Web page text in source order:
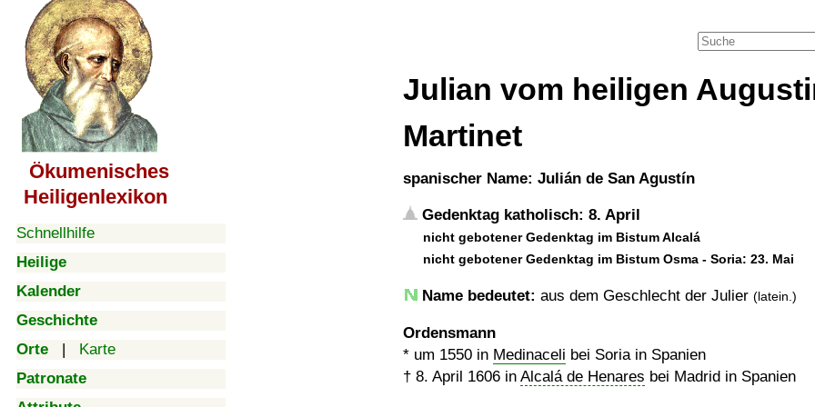
Ökumenisches
Heiligenlexikon
Schnellhilfe
Heilige
Kalender
Geschichte
Orte | Karte
Patronate
Julian vom heiligen
Martinet
spanischer Name: Julián de San Agustín
Gedenktag katholisch: 8. April
nicht gebotener Gedenktag im Bistum Alcalá
nicht gebotener Gedenktag im Bistum Osma - Soria: 23. Mai
Name bedeutet: aus dem Geschlecht der Julier (latein.)
Ordensmann
* um 1550 in Medinaceli bei Soria in Spanien
† 8. April 1606 in Alcalá de Henares bei Madrid in Spanien